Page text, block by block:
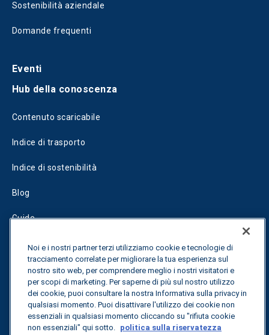
Sostenibilità aziendale
Domande frequenti
Eventi
Hub della conoscenza
Contenuto scaricabile
Indice di trasporto
Indice di sostenibilità
Blog
Guide
Fuel Savings Calculator
Calcolatore di ottimizzazione dei trasporti
Tracciamento delle tariffe
Contattateci
Noi e i nostri partner terzi utilizziamo cookie e tecnologie di
tracciamento correlate per migliorare la tua esperienza sul
nostro sito web, per comprendere meglio i nostri visitatori e
per scopi di marketing. Per saperne di più sul nostro utilizzo
dei cookie, puoi consultare la nostra Informativa sulla privacy in
qualsiasi momento. Puoi disattivare l'utilizzo dei cookie non
essenziali in qualsiasi momento cliccando su "rifiuta cookie
non essenziali" qui sotto. politica sulla riservatezza